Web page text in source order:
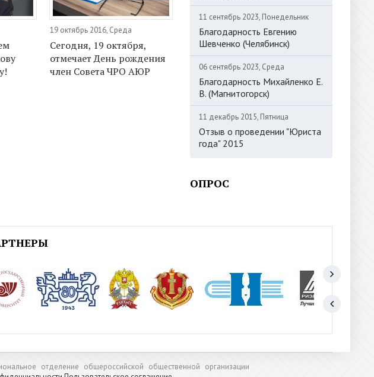
19 октябрь 2016, Среда
Сегодня, 19 октября,
отмечает День рождения
член Совета ЧРО АЮР
11 сентябрь 2023, Понедельник
Благодарность Евгению
Шевченко (Челябинск)
06 сентябрь 2023, Среда
Благодарность Михайленко Е.
В. (Магнитогорск)
11 декабрь 2015, Пятница
Отзыв о проведении "Юриста
года" 2015
ОПРОС
отделение общероссийской общественной организации